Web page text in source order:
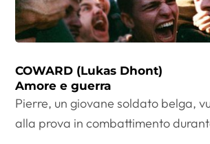
COWARD (Lukas Dhont)
Amore e guerra
Pierre, un giovane soldato belga,
alla prova in combattimento